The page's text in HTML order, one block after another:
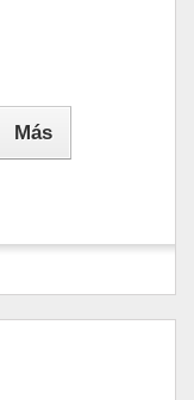
Más